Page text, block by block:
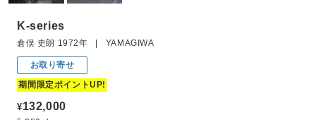
K-series
倉俣 史朗 1972年 | YAMAGIWA
お取り寄せ
期間限定ポイントUP!
¥132,000